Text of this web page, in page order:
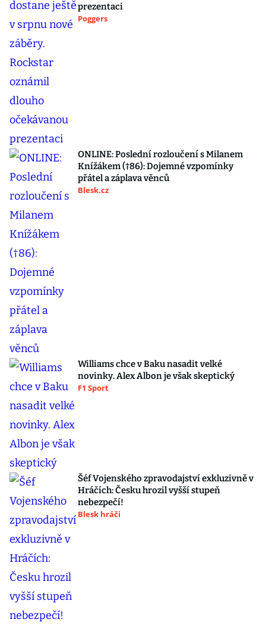
prezentaci
Poggers
ONLINE: Poslední rozloučení s Milanem
Knížákem (†86): Dojemné vzpomínky
přátel a záplava věnců
Blesk.cz
Williams chce v Baku nasadit velké
novinky. Alex Albon je však skeptický
F1 Sport
Šéf Vojenského zpravodajství exkluzivně v
Hráčích: Česku hrozil vyšší stupeň
nebezpečí!
Blesk hráči